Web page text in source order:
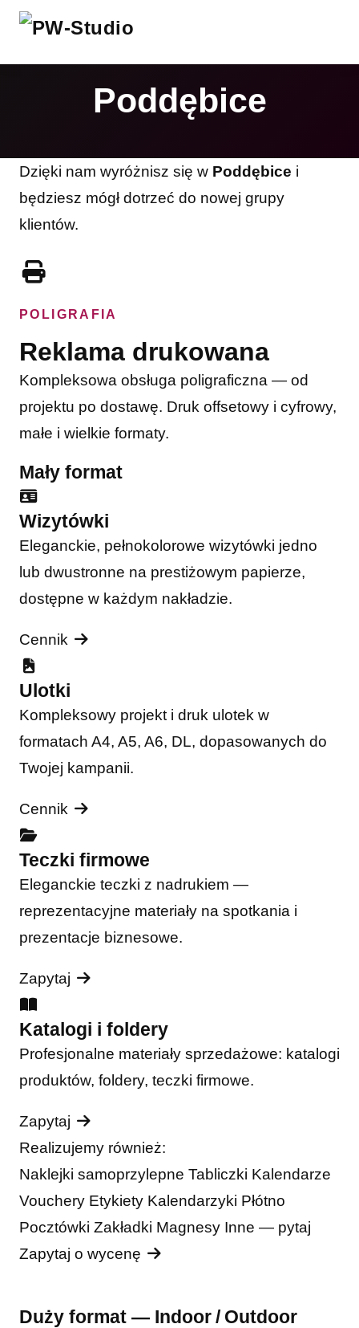
Poddębice
Dzięki nam wyróżnisz się w Poddębice i
będziesz mógł dotrzeć do nowej grupy
klientów.
POLIGRAFIA
Reklama drukowana
Kompleksowa obsługa poligraficzna — od
projektu po dostawę. Druk offsetowy i cyfrowy,
małe i wielkie formaty.
Mały format
Wizytówki
Eleganckie, pełnokolorowe wizytówki jedno
lub dwustronne na prestiżowym papierze,
dostępne w każdym nakładzie.
Cennik
Ulotki
Kompleksowy projekt i druk ulotek w
formatach A4, A5, A6, DL, dopasowanych do
Twojej kampanii.
Cennik
Teczki firmowe
Eleganckie teczki z nadrukiem —
reprezentacyjne materiały na spotkania i
prezentacje biznesowe.
Zapytaj
Katalogi i foldery
Profesjonalne materiały sprzedażowe: katalogi
produktów, foldery, teczki firmowe.
Zapytaj
Realizujemy również:
Naklejki samoprzylepne Tabliczki Kalendarze
Vouchery Etykiety Kalendarzyki Płótno
Pocztówki Zakładki Magnesy Inne — pytaj
Zapytaj o wycenę
Duży format — Indoor / Outdoor